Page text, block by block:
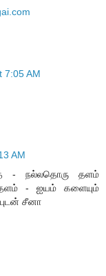
7:05 AM
AM
- நல்லதொரு தளம்
- ஐயம் களையும்
சீனா